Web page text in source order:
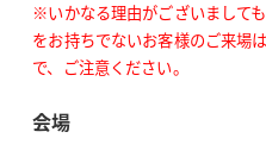
※いかなる理由がございまして
をお持ちでないお客様のご来場
で、ご注意ください。
会場